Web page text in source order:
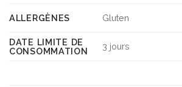
ALLERGÈNES Gluten
DATE LIMITE DE
CONSOMMATION
3 jours